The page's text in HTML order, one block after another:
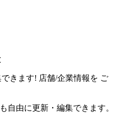
きます! 店舗/企業情報を ご
自由に更新・編集できます。